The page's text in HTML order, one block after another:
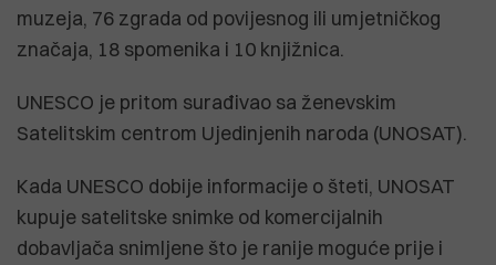
muzeja, 76 zgrada od povijesnog ili umjetničkog
značaja, 18 spomenika i 10 knjižnica.
UNESCO je pritom surađivao sa ženevskim
Satelitskim centrom Ujedinjenih naroda (UNOSAT).
Kada UNESCO dobije informacije o šteti, UNOSAT
kupuje satelitske snimke od komercijalnih
dobavljača snimljene što je ranije moguće prije i